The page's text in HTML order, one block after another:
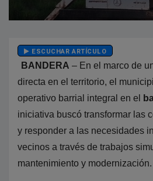
ESCUCHAR ARTÍCULO
BANDERA – En el marco de
directa en el territorio, el
operativo barrial integral en el
iniciativa buscó transformar las
y responder a las necesidades
vecinos a través de trabajos
mantenimiento y modernización.